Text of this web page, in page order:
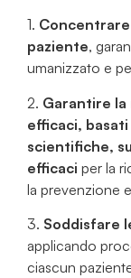
1.
paziente,
umanizzato e
2. Garantire
efficaci,
scientifiche,
efficaci per la
la prevenzione
3. Soddisfare
applicando
ciascun